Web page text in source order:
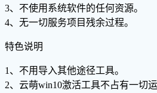
3、不使用系统软件的任何资源。
4、无一切服务项目残余过程。
特色说明
1、不用导入其他途径工具。
2、云萌win10激活工具不占有一切